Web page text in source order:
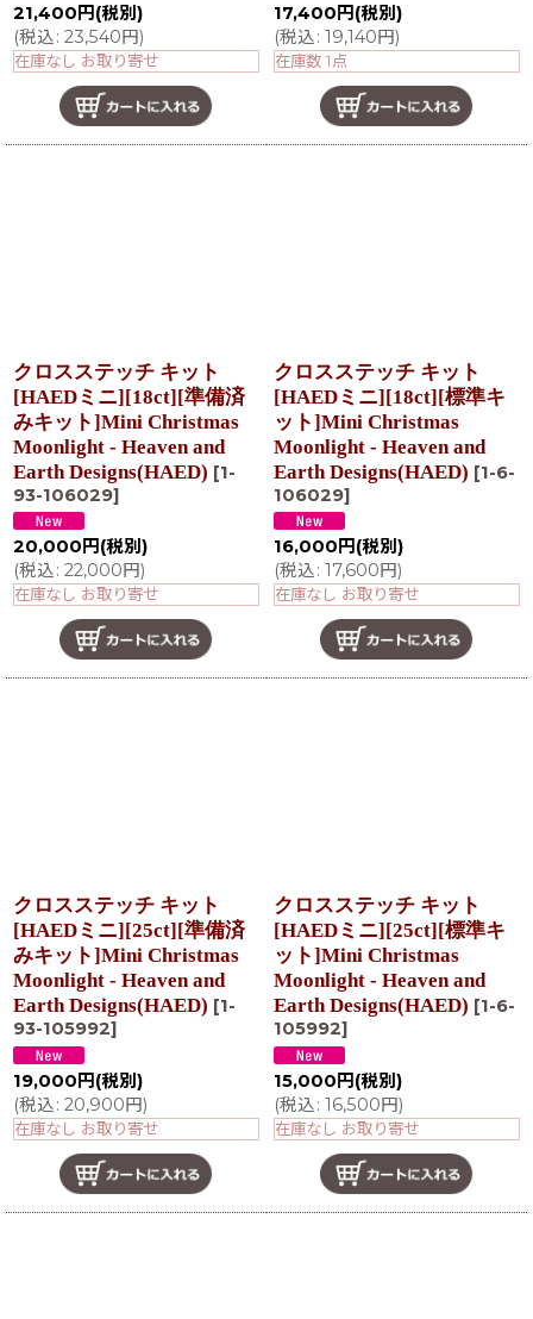
21,400 円 (税別)
(税込: 23,540円)
在庫なし お取り寄せ
17,400 円 (税別)
(税込: 19,140円)
在庫数 1点
クロスステッチ キット
[HAEDミニ][18ct][準備済
みキット]Mini Christmas
Moonlight - Heaven and
Earth Designs(HAED) [1-
93-106029]
20,000 円 (税別)
(税込: 22,000円)
在庫なし お取り寄せ
クロスステッチ キット
[HAEDミニ][18ct][標準キ
ット]Mini Christmas
Moonlight - Heaven and
Earth Designs(HAED) [1-6-
106029]
16,000 円 (税別)
(税込: 17,600円)
在庫なし お取り寄せ
クロスステッチ キット
[HAEDミニ][25ct][準備済
みキット]Mini Christmas
Moonlight - Heaven and
Earth Designs(HAED) [1-
93-105992]
19,000 円 (税別)
(税込: 20,900円)
在庫なし お取り寄せ
クロスステッチ キット
[HAEDミニ][25ct][標準キ
ット]Mini Christmas
Moonlight - Heaven and
Earth Designs(HAED) [1-6-
105992]
15,000 円 (税別)
(税込: 16,500円)
在庫なし お取り寄せ